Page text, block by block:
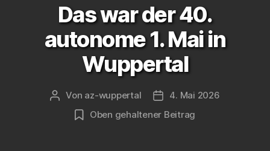
Das war der 40.
autonome 1. Mai in
Wuppertal
Beitragsautor
Von az-wuppertal Veröffentlichungsdatum
4. Mai 2026
Oben gehaltener Beitrag